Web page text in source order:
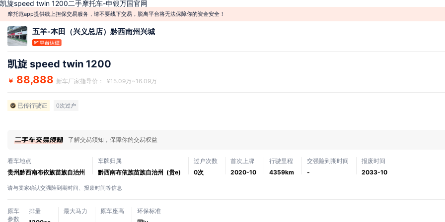
凯旋speed twin 1200二手摩托车-申银万国官网
摩托范app提供线上担保交易服务，请不要线下交易，脱离平台将无法保障你的资金安全！
五羊-本田（兴义总店）黔西南州兴城
凯旋 speed twin 1200
￥ 88,888 新车厂家指导价： ¥15.09万~16.09万
已传行驶证 0次过户
了解交易须知，保障你的交易权益
看车地点
贵州黔西南布依族苗族自治州
车牌归属
黔西南布依族苗族自治州 (贵e)
过户次数
0次
首次上牌
2020-10
行驶里程
4359km
交强险到期时间
-
报废时间
2033-10
请与卖家确认交强险到期时间、报废时间等信息
原车
参数
排量
最大马力
原车座高
环保标准